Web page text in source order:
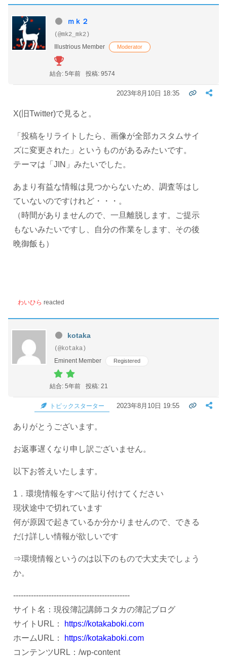
ｍｋ２
(@mk2_mk2)
Illustrious Member
Moderator
結合: 5年前 投稿: 9574
2023年8月10日 18:35
X(旧Twitter)で見ると。
「投稿をリライトしたら、画像が全部カスタムサイ
ズに変更された」というものがあるみたいです。
テーマは「JIN」みたいでした。
あまり有益な情報は見つからないため、調査等はし
ていないのですけれど・・・。
（時間がありませんので、一旦離脱します。ご提示
もないみたいですし、自分の作業をします、その後
晩御飯も）
わいひら reacted
kotaka
(@kotaka)
Eminent Member
Registered
結合: 5年前 投稿: 21
トピックスターター 2023年8月10日 19:55
ありがとうございます。
お返事遅くなり申し訳ございません。
以下お答えいたします。
1．環境情報をすべて貼り付けてください
現状途中で切れています
何が原因で起きているか分かりませんので、できる
だけ詳しい情報が欲しいです
⇒環境情報というのは以下のもので大丈夫でしょう
か。
----------------------------------------------
サイト名：現役簿記講師コタカの簿記ブログ
サイトURL：
https://kotakaboki.com
ホームURL：
https://kotakaboki.com
コンテンツURL：/wp-content